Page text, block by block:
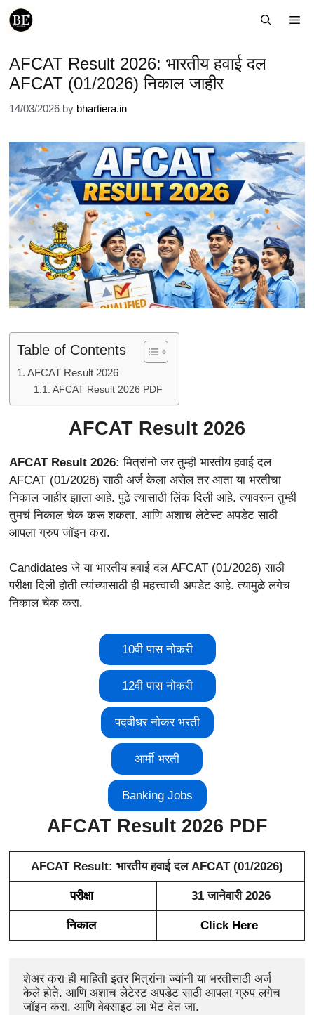
Skip
AFCAT Result 2026: भारतीय हवाई दल
AFCAT (01/2026) निकाल जाहीर
14/03/2026 by bhartiera.in
Table of Contents
AFCAT Result 2026
AFCAT Result 2026 PDF
AFCAT Result 2026
AFCAT Result 2026: मित्रांनो जर तुम्ही भारतीय हवाई दल
AFCAT (01/2026) साठी अर्ज केला असेल तर आता या भरतीचा
निकाल जाहीर झाला आहे. पुढे त्यासाठी लिंक दिली आहे. त्यावरून तुम्ही
तुमचं निकाल चेक करू शकता. आणि अशाच लेटेस्ट अपडेट साठी
आपला ग्रुप जॉइन करा.
Candidates जे या भारतीय हवाई दल AFCAT (01/2026) साठी
परीक्षा दिली होती त्यांच्यासाठी ही महत्त्वाची अपडेट आहे. त्यामुळे लगेच
निकाल चेक करा.
10वी पास नोकरी
12वी पास नोकरी
पदवीधर नोकर भरती
आर्मी भरती
Banking Jobs
AFCAT Result 2026 PDF
AFCAT Result: भारतीय हवाई दल AFCAT (01/2026)
परीक्षा 31 जानेवारी 2026
निकाल Click Here
शेअर करा ही माहिती इतर मित्रांना ज्यांनी या भरतीसाठी अर्ज
केले होते. आणि अशाच लेटेस्ट अपडेट साठी आपला ग्रुप लगेच
जॉइन करा. आणि वेबसाइट ला भेट देत जा.